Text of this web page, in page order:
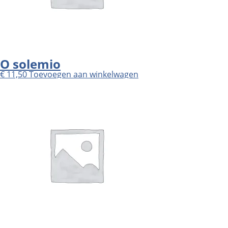
O solemio
€11,50Toevoegen aan winkelwagen